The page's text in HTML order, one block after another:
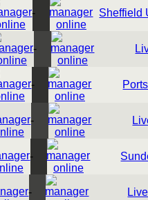
- Sheffield
-
-
-
-
-